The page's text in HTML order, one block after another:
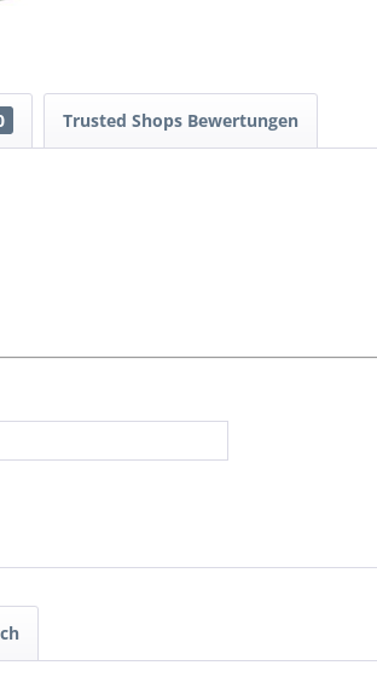
Trusted Shops Bewertungen